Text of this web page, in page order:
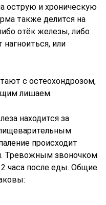
острую и хроническую
также делится на
отёк железы, либо
или
с остеохондрозом,
лишаем.
находится за
происходит
Тревожным звоночком
часа после еды. Общие